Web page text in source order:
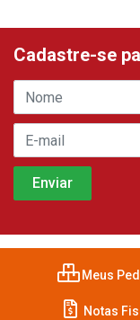
Cadastre-se
Meus
Notas